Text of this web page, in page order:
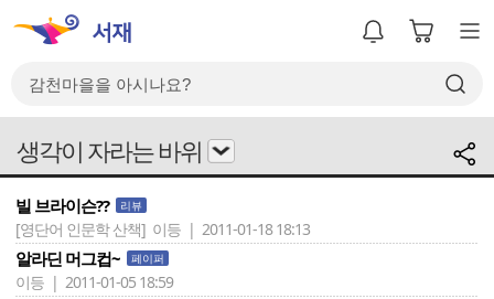
생각이 자라는 바위
빌 브라이슨?? 리뷰
[영단어 인문학 산책] 이등 | 2011-01-18 18:13
알라딘 머그컵~ 페이퍼
이등 | 2011-01-05 18:59